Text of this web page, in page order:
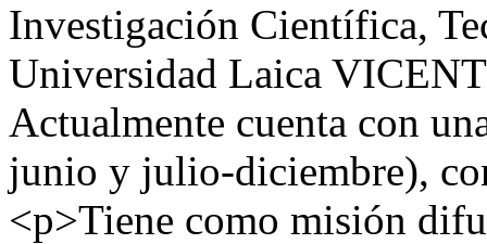
Investigación Científica,
Universidad Laica
Actualmente cuenta con
junio y julio-diciembre),
<p>Tiene como misión